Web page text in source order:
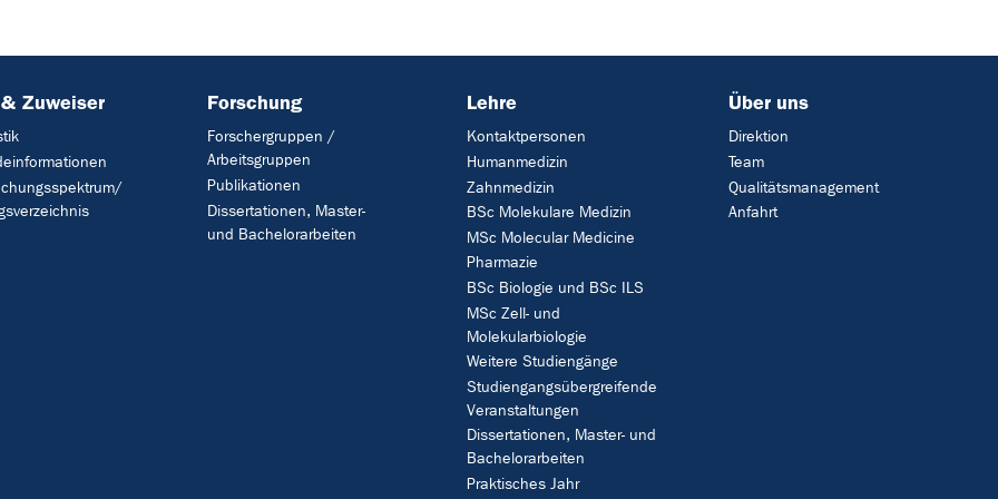
Zuweiser Forschung
Forschergruppen /
Arbeitsgruppen
Publikationen
Dissertationen, Master-
und Bachelorarbeiten
Lehre
Kontaktpersonen
Humanmedizin
Zahnmedizin
BSc Molekulare Medizin
MSc Molecular Medicine
Pharmazie
BSc Biologie und BSc ILS
MSc Zell- und
Molekularbiologie
Weitere Studiengänge
Studiengangsübergreifende
Veranstaltungen
Dissertationen, Master- und
Bachelorarbeiten
Praktisches Jahr
Über uns
Direktion
Team
Qualitätsmanagement
Anfahrt